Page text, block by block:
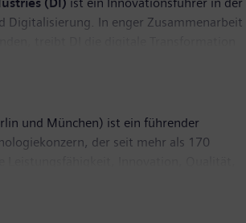
(DI) ist ein Innovationsführer in der
Digitalisierung. In enger Zusammenarbeit
der gesamten
Optimiert für die spezifischen
sein Portfolio fortlaufend durch
und München) ist ein führender
der seit mehr als 170